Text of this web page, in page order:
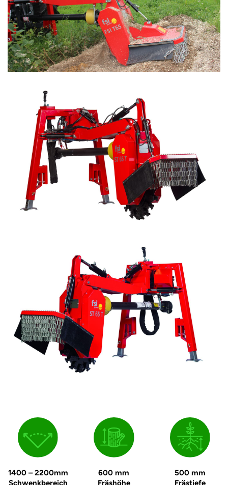
1400 – 2200mm
Schwenk­bereich
600 mm
Fräshöhe
500 mm
Frästiefe